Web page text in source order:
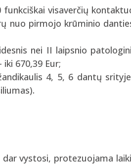
visaverčių
nuo pirmojo krūminio
nei II laipsnio
670,39 Eur;
4, 5, 6 dantų
vystosi, protezuojama